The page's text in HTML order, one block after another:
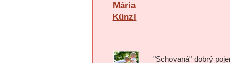
Mária
Künzl
"Schovaná" dobrý